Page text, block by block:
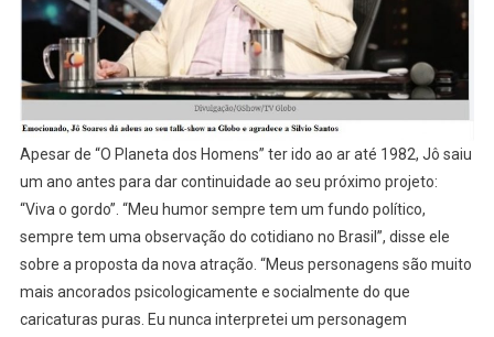
Apesar de “O Planeta dos Homens” ter ido ao ar até 1982, Jô saiu
um ano antes para dar continuidade ao seu próximo projeto:
“Viva o gordo”. “Meu humor sempre tem um fundo político,
sempre tem uma observação do cotidiano no Brasil”, disse ele
sobre a proposta da nova atração. “Meus personagens são muito
mais ancorados psicologicamente e socialmente do que
caricaturas puras. Eu nunca interpretei um personagem